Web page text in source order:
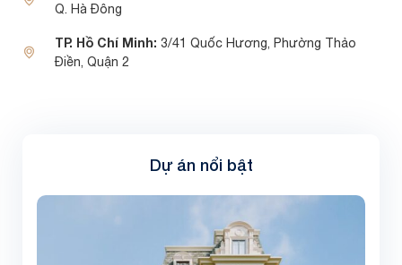
Q. Hà Đông
TP. Hồ Chí Minh: 3/41 Quốc Hương, Phường Thảo
Điền, Quận 2
Dự án nổi bật